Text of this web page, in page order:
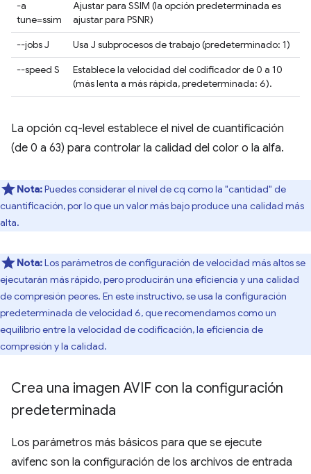
-a
tune=ssim
Ajustar para SSIM (la opción predeterminada es
ajustar para PSNR)
--jobs J
Usa J subprocesos de trabajo (predeterminado: 1)
--speed S
Establece la velocidad del codificador de 0 a 10
(más lenta a más rápida, predeterminada: 6).
La opción cq-level establece el nivel de cuantificación
(de 0 a 63) para controlar la calidad del color o la alfa.
Nota:Puedes considerar el nivel de cq como la "cantidad" de
cuantificación, por lo que un valor más bajo produce una calidad más
alta.
Nota:Los parámetros de configuración de velocidad más altos se
ejecutarán más rápido, pero producirán una eficiencia y una calidad
de compresión peores. En este instructivo, se usa la configuración
predeterminada de velocidad 6, que recomendamos como un
equilibrio entre la velocidad de codificación, la eficiencia de
compresión y la calidad.
Crea una imagen AVIF con la configuración
predeterminada
Los parámetros más básicos para que se ejecute
avifenc son la configuración de los archivos de entrada